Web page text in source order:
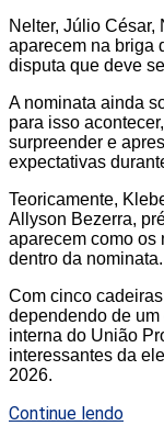
Nelter, Júlio
aparecem na briga
disputa que deve
A nominata ainda
para isso
surpreender e
expectativas
Teoricamente,
Allyson Bezerra,
aparecem como os
dentro da nominata.
Com cinco
dependendo de
interna do União
interessantes da
2026.
Continue lendo